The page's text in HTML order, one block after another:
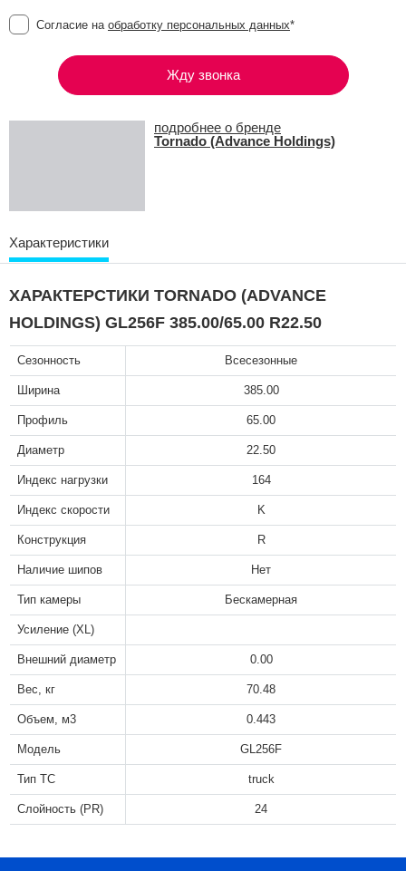
Согласие на обработку персональных данных*
Жду звонка
подробнее о бренде
Tornado (Advance Holdings)
Характеристики
ХАРАКТЕРСТИКИ TORNADO (ADVANCE
HOLDINGS) GL256F 385.00/65.00 R22.50
Сезонность Всесезонные
Ширина 385.00
Профиль 65.00
Диаметр 22.50
Индекс нагрузки 164
Индекс скорости K
Конструкция R
Наличие шипов Нет
Тип камеры Бескамерная
Усиление (XL)
Внешний диаметр 0.00
Вес, кг 70.48
Объем, м3 0.443
Модель GL256F
Тип ТС truck
Слойность (PR) 24